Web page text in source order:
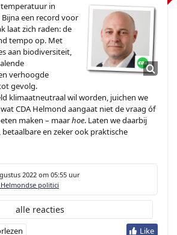
in
een record voor
laat zich raden: de
tempo op. Met
aan biodiversiteit,
verhoogde
gevolg.
klimaatneutraal wil worden, juichen we
CDA Helmond aangaat niet de vraag óf
maken – maarhoe. Laten we daarbij
en zeker ook praktische
2022om 05:55 uur
politici
alle reacties